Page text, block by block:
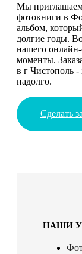
Мы приглашаем
фотокниги в
альбом,
долгие годы.
нашего онлайн-
моменты.
в г Чистополь -
надолго.
Сделать
НАШИ